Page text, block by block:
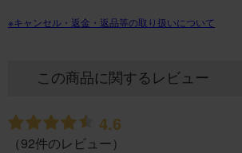
※キャンセル・返金・返品等の取り扱いについて
この商品に関するレビュー
4.6
（92件のレビュー）